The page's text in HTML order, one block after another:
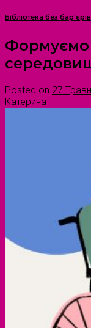
Бібліотека без бар'єрів
Формуємо
Posted on 27
Катерина